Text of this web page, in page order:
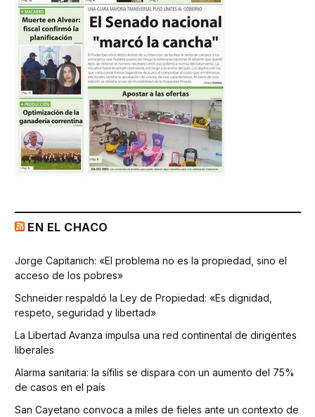
EN EL CHACO
Jorge Capitanich: «El problema no es la propiedad, sino el
acceso de los pobres»
Schneider respaldó la Ley de Propiedad: «Es dignidad,
respeto, seguridad y libertad»
La Libertad Avanza impulsa una red continental de dirigentes
liberales
Alarma sanitaria: la sífilis se dispara con un aumento del 75%
de casos en el país
San Cayetano convoca a miles de fieles ante un contexto de